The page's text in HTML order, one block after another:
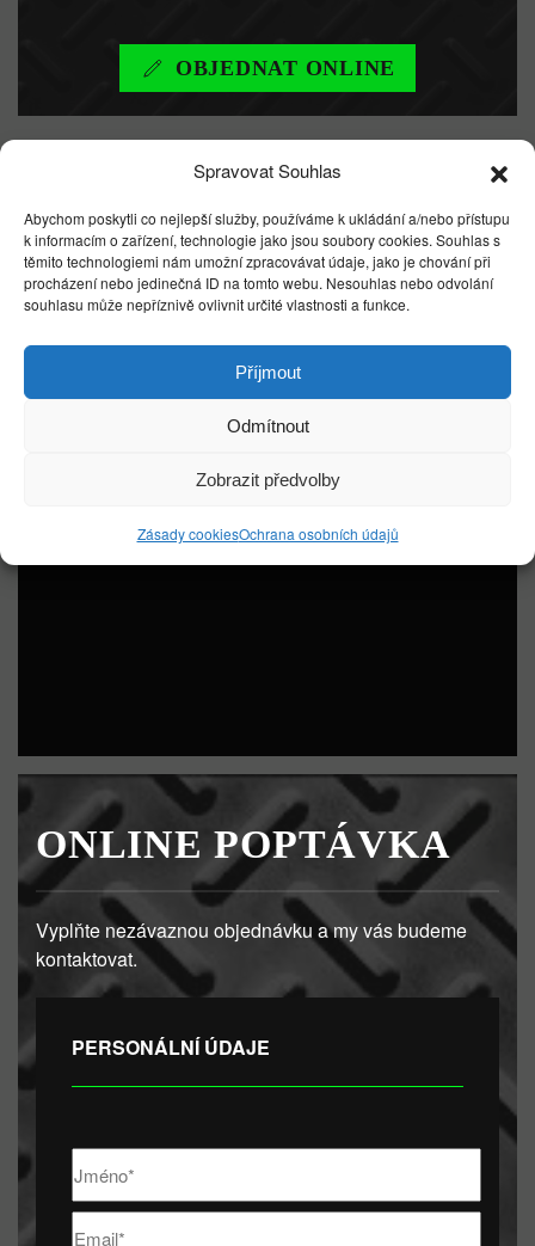
Spravovat Souhlas
Abychom poskytli co nejlepší služby, používáme k ukládání a/nebo přístupu
k informacím o zařízení, technologie jako jsou soubory cookies. Souhlas s
těmito technologiemi nám umožní zpracovávat údaje, jako je chování při
procházení nebo jedinečná ID na tomto webu. Nesouhlas nebo odvolání
souhlasu může nepříznivě ovlivnit určité vlastnosti a funkce.
Příjmout
Odmítnout
Zobrazit předvolby
Zásady cookiesOchrana osobních údajů
OBJEDNAT ONLINE
DŮLEŽITÉ
INFORMACE
Každá úprava je individuální. Lze ji přizpůsobit přání
zákazníka. Kontaktujte nás a sdělte nám Vaší
představu nebo nás navštivte a prohlédněte si naše
Po předání dostane zákazník dárek ve formě pouzdra
grafy z provedených měření výkonu.
ONLINE POPTÁVKA
Vyplňte nezávaznou objednávku a my vás budeme
kontaktovat.
PERSONÁLNÍ ÚDAJE